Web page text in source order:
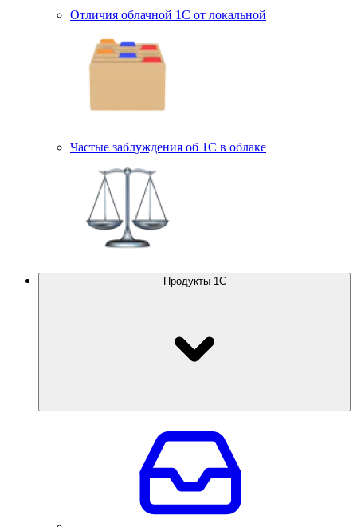
Отличия облачной 1С от локальной
Частые заблуждения об 1С в облаке
Продукты 1С